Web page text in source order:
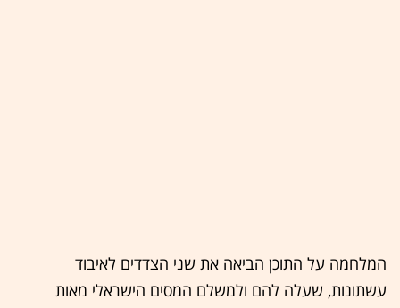
המלחמה על התוכן הביאה את שני הצדדים לאיבוד
עשתונות, שעלה להם ולמשלם המסים הישראלי מאות